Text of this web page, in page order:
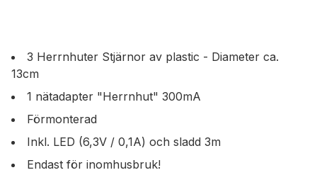
3 Herrnhuter Stjärnor av plastic - Diameter ca.
13cm
1 nätadapter "Herrnhut" 300mA
Förmonterad
Inkl. LED (6,3V / 0,1A) och sladd 3m
Endast för inomhusbruk!